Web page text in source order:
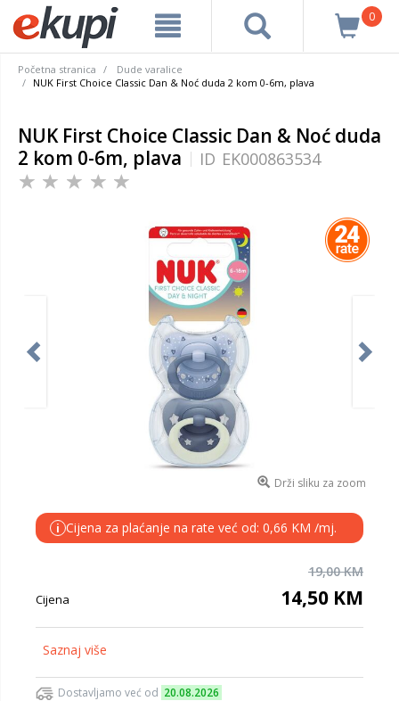
0
Početna stranica
Dude varalice
NUK First Choice Classic Dan & Noć duda 2 kom 0-6m, plava
NUK First Choice Classic Dan & Noć duda
2 kom 0-6m, plava
ID EK000863534
Drži sliku za zoom
i Cijena za plaćanje na rate već od: 0,66 KM /mj.
19,00 KM
Cijena 14,50 KM
Saznaj više
Dostavljamo već od 20.08.2026